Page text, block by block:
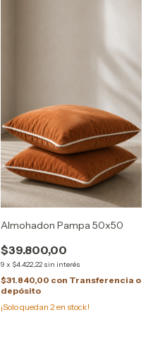
Almohadon Pampa 50x50
$39.800,00
9 x $4.422,22 sin interés
$31.840,00 con Transferencia o
depósito
¡Solo quedan 2en stock!